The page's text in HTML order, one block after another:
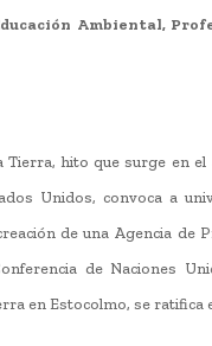
Ambiental,
hito que surge en el
Unidos, convoca a
de una Agencia de
de Naciones
en Estocolmo, se ratifica